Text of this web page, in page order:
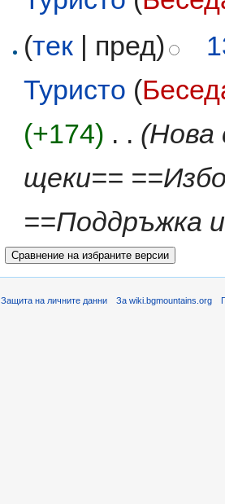
(тек | пред)
Туристо (
(+174) . . (Нова
щеки==
==Поддръжка
Защита на личните данни За wiki.bgmountains.org